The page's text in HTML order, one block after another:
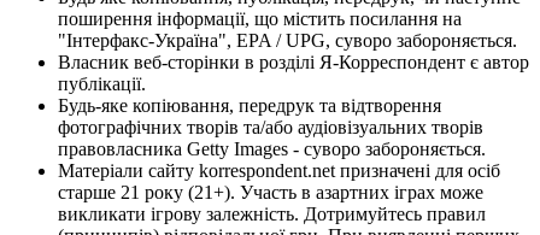
поширення інформації, що містить посилання на
"Інтерфакс-Україна", EPA / UPG, суворо забороняється.
Власник веб-сторінки в розділі Я-Корреспондент є автор
публікації.
Будь-яке копіювання, передрук та відтворення
фотографічних творів та/або аудіовізуальних творів
правовласника Getty Images - суворо забороняється.
Матеріали сайту korrespondent.net призначені для осіб
старше 21 року (21+). Участь в азартних іграх може
викликати ігрову залежність. Дотримуйтесь правил